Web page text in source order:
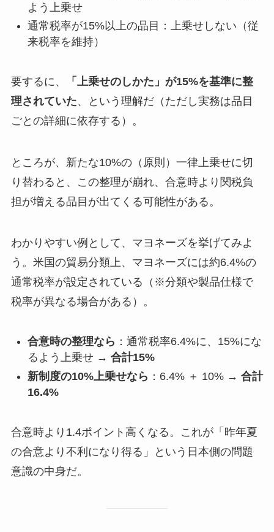
よう上乗せ
通常税率が15%以上の品目：上乗せしない（従
来税率を維持）
要するに、
「上乗せのしかた」が15%を基準に整
理されていた、という理解だ（ただし実務は品目
ごとの詳細に依存する）。
ところが、新たな10%の（原則）一律上乗せに切
り替わると、この整理が崩れ、合意時より関税負
担が増える品目が出てくる可能性がある。
わかりやすい例として、マヨネーズを挙げてみよ
う。米国の貿易分類上、マヨネーズには約6.4%の
通常税率が設定されている（※分類や製品仕様で
税率が異なる場合がある）。
合意時の整理なら ：通常税率6.4%に、15%にな
るよう上乗せ → 合計15%
新制度の10%上乗せなら ：6.4% ＋ 10% → 合計
16.4%
合意時より1.4ポイント高くなる。これが「昨年夏
の合意より不利になり得る」という日本側の問題
意識の中身だ。